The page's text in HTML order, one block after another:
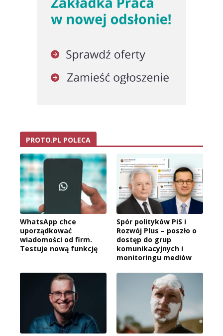
PROTO.PL POLECA
WhatsApp chce
uporządkować
wiadomości od firm.
Testuje nową funkcję
Spór polityków PiS i
Rozwój Plus – poszło o
dostęp do grup
komunikacyjnych i
monitoringu mediów